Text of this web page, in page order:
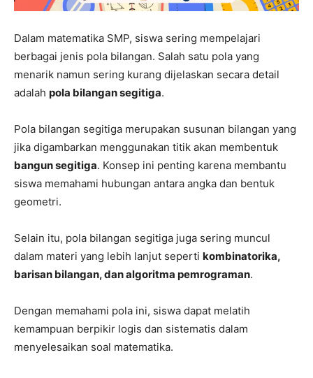
Dalam matematika SMP, siswa sering mempelajari
berbagai jenis pola bilangan. Salah satu pola yang
menarik namun sering kurang dijelaskan secara detail
adalah pola bilangan segitiga.
Pola bilangan segitiga merupakan susunan bilangan yang
jika digambarkan menggunakan titik akan membentuk
bangun segitiga. Konsep ini penting karena membantu
siswa memahami hubungan antara angka dan bentuk
geometri.
Selain itu, pola bilangan segitiga juga sering muncul
dalam materi yang lebih lanjut seperti kombinatorika,
barisan bilangan, dan algoritma pemrograman.
Dengan memahami pola ini, siswa dapat melatih
kemampuan berpikir logis dan sistematis dalam
menyelesaikan soal matematika.